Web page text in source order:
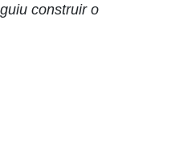
construir o